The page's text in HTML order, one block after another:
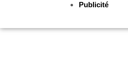
Publicité